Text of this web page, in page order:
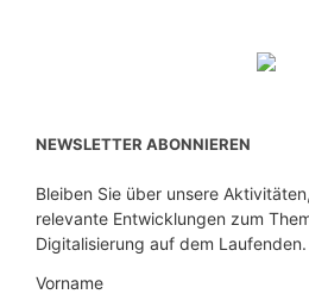
NEWSLETTER ABONNIEREN
Bleiben Sie über unsere
relevante Entwicklungen zum
Digitalisierung auf dem Laufenden.
Vorname